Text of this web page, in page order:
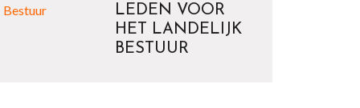
LEDEN VOOR
HET LANDELIJK
BESTUUR